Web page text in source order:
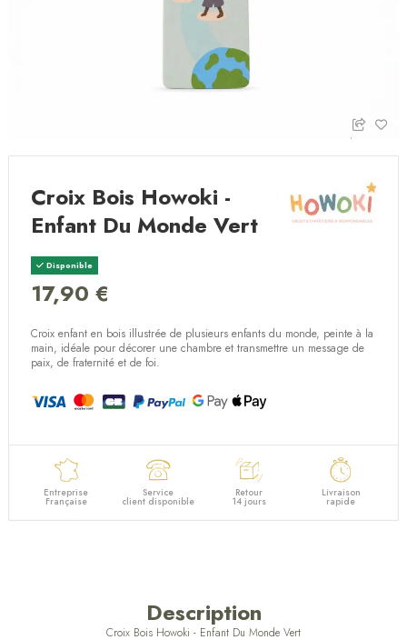
Croix Bois Howoki -
Enfant Du Monde Vert
Disponible
17,90 €
Croix enfant en bois illustrée de plusieurs enfants du monde, peinte à la
main, idéale pour décorer une chambre et transmettre un message de
paix, de fraternité et de foi.
Entreprise
Française
Service
client disponible
Retour
14 jours
Livraison
rapide
Description
Croix Bois Howoki - Enfant Du Monde Vert